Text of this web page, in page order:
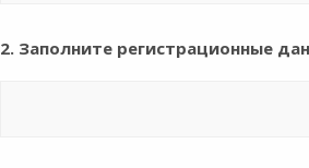
2. Заполните регистрационные